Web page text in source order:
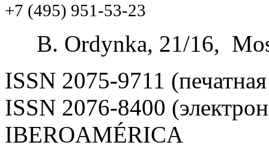
+7 (495) 951-53-23
B. Ordynka, 21/16,
ISSN 2075-9711
ISSN 2076-8400
IBEROAMÉRICA